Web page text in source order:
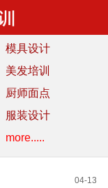
模具设计
美发培训
厨师面点
服装设计
more.....
04-13